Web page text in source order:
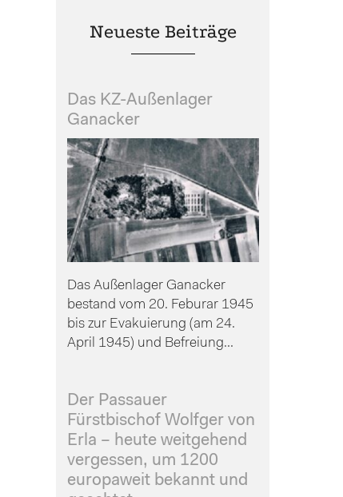
Neueste Beiträge
Das KZ-Außenlager
Ganacker
Das Außenlager Ganacker
bestand vom 20. Feburar 1945
bis zur Evakuierung (am 24.
April 1945) und Befreiung...
Der Passauer
Fürstbischof Wolfger von
Erla – heute weitgehend
vergessen, um 1200
europaweit bekannt und